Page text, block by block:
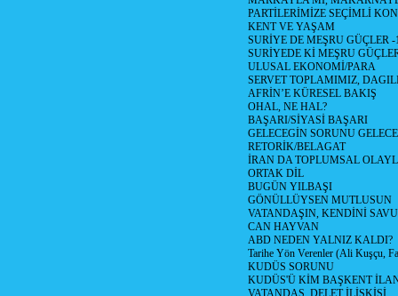
PARTİLERİMİZE SEÇİMLİ
KENT VE YAŞAM
SURİYE DE MEŞRU GÜÇLER -
SURİYEDE Kİ MEŞRU
ULUSAL EKONOMİ/PARA
SERVET TOPLAMIMIZ,
AFRİN’E KÜRESEL BAKIŞ
OHAL, NE HAL?
BAŞARI/SİYASİ BAŞARI
GELECEGİN SORUNU
RETORİK/BELAGAT
İRAN DA TOPLUMSAL
ORTAK DİL
BUGÜN YILBAŞI
GÖNÜLLÜYSEN MUTLUSUN
VATANDAŞIN, KENDİNİ
CAN HAYVAN
ABD NEDEN YALNIZ KALDI?
Tarihe Yön Verenler (Ali Kuşçu,
KUDÜS SORUNU
KUDÜS'Ü KİM BAŞKENT
VATANDAŞ, DELET İLİŞKİSİ